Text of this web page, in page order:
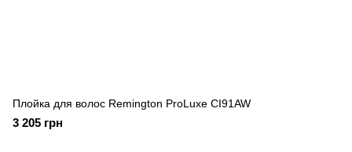
Плойка для волос Remington ProLuxe CI91AW
3 205 грн